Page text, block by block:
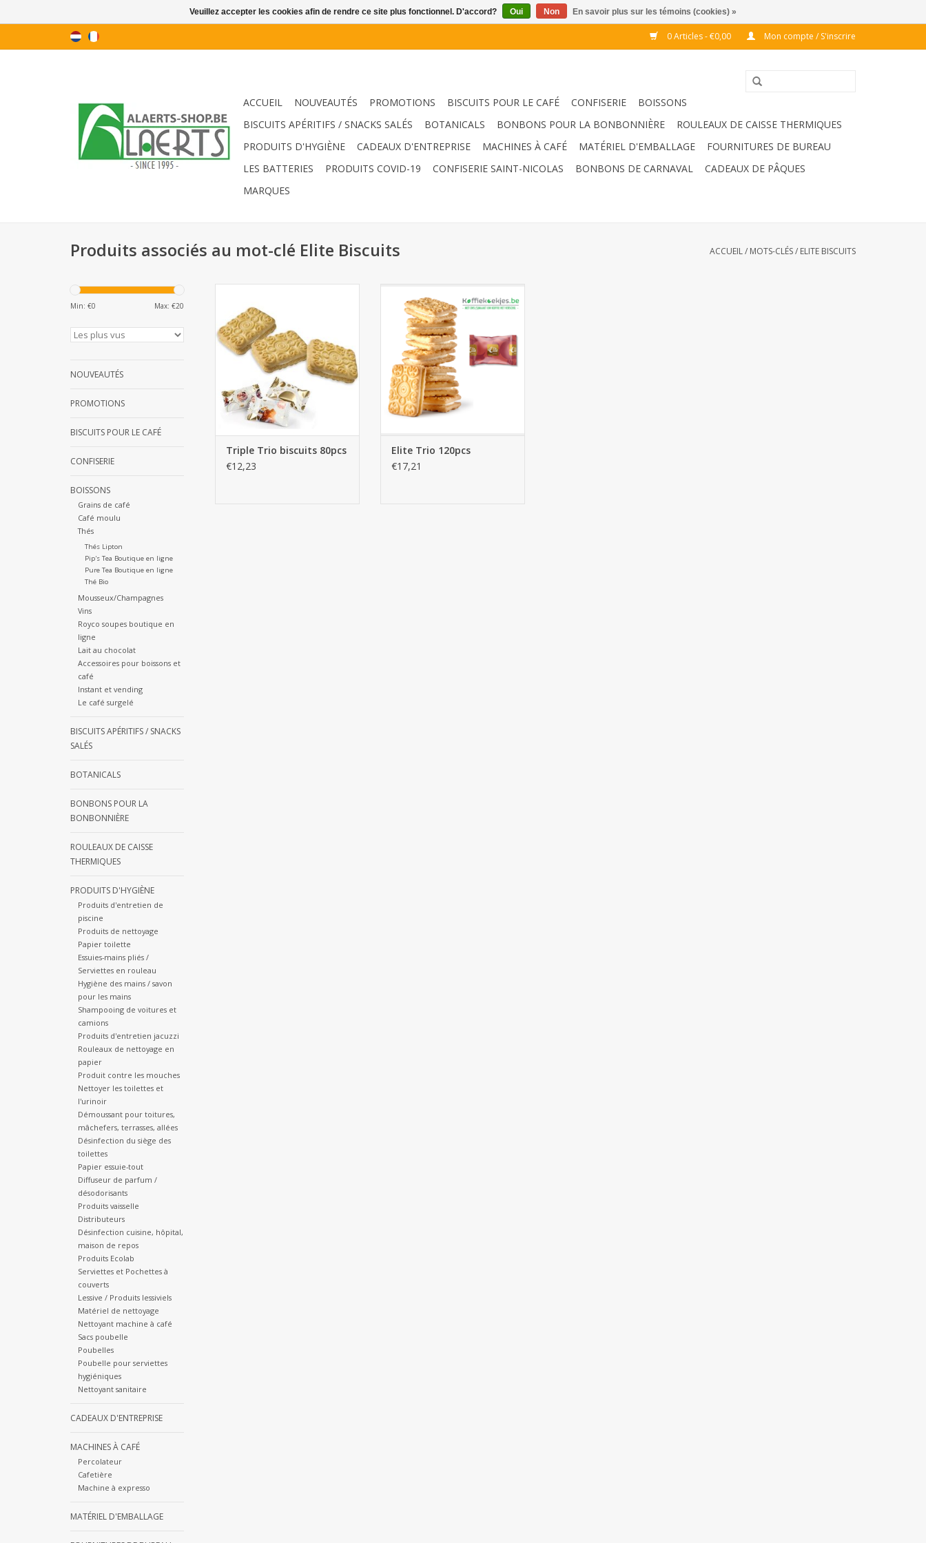
0 Articles - €0,00 Mon compte / S'inscrire
ACCUEIL NOUVEAUTÉS PROMOTIONS BISCUITS POUR LE CAFÉ CONFISERIE
BOISSONS
BISCUITS APÉRITIFS / SNACKS SALÉS
BOTANICALS BONBONS POUR LA BONBONNIÈRE
ROULEAUX DE CAISSE THERMIQUES
PRODUITS D'HYGIÈNE
CADEAUX D'ENTREPRISE MACHINES À CAFÉ MATÉRIEL D'EMBALLAGE
FOURNITURES DE BUREAU
LES BATTERIES
PRODUITS COVID-19 CONFISERIE SAINT-NICOLAS BONBONS DE CARNAVAL
CADEAUX DE PÂQUES
MARQUES
Produits associés au mot-clé Elite Biscuits ACCUEIL/ MOTS-CLÉS/ ELITE BISCUITS
Min: €0 Max: €20
NOUVEAUTÉS
PROMOTIONS
BISCUITS POUR LE CAFÉ
CONFISERIE
BOISSONS
Grains de café
Café moulu
Thés
Thés Lipton
Pip's Tea Boutique en ligne
Pure Tea Boutique en ligne
Thé Bio
Mousseux/Champagnes
Vins
Royco soupes boutique en
ligne
Lait au chocolat
Accessoires pour boissons et
café
Instant et vending
Le café surgelé
BISCUITS APÉRITIFS / SNACKS
SALÉS
BOTANICALS
BONBONS POUR LA
BONBONNIÈRE
ROULEAUX DE CAISSE
THERMIQUES
PRODUITS D'HYGIÈNE
Produits d'entretien de
piscine
Produits de nettoyage
Papier toilette
Essuies-mains pliés /
Serviettes en rouleau
Hygiène des mains / savon
pour les mains
Shampooing de voitures et
camions
Produits d'entretien jacuzzi
Rouleaux de nettoyage en
papier
Produit contre les mouches
Nettoyer les toilettes et
l'urinoir
Démoussant pour toitures,
mâchefers, terrasses, allées
Désinfection du siège des
toilettes
Papier essuie-tout
Diffuseur de parfum /
désodorisants
Produits vaisselle
Distributeurs
Désinfection cuisine, hôpital,
maison de repos
Produits Ecolab
Serviettes et Pochettes à
couverts
Lessive / Produits lessiviels
Matériel de nettoyage
Nettoyant machine à café
Sacs poubelle
Poubelles
Poubelle pour serviettes
hygiéniques
Nettoyant sanitaire
CADEAUX D'ENTREPRISE
MACHINES À CAFÉ
Percolateur
Cafetière
Machine à expresso
MATÉRIEL D'EMBALLAGE
AJOUTER AU PANIER
Triple Trio biscuits 80pcs
€12,23
AJOUTER AU PANIER
Elite Trio 120pcs
€17,21
Veuillez accepter les cookies afin de rendre ce site plus fonctionnel. D'accord? Oui Non En savoir plus sur les témoins (cookies) »